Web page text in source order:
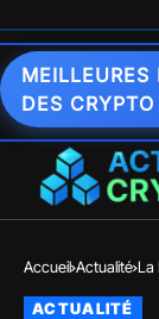
MEILLEURES
DES CRYPTO
Accueil Actualité La
ACTUALITÉ